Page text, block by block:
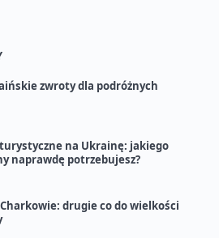
zwroty dla podróżnych
na Ukrainę: jakiego
naprawdę potrzebujesz?
drugie co do wielkości